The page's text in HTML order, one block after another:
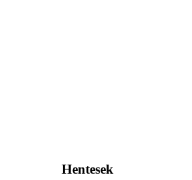
Hentesek